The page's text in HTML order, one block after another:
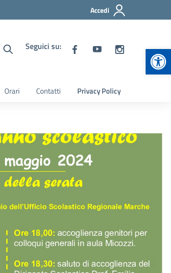
Accedi
Seguici su:
Orari Contatti Privacy Policy